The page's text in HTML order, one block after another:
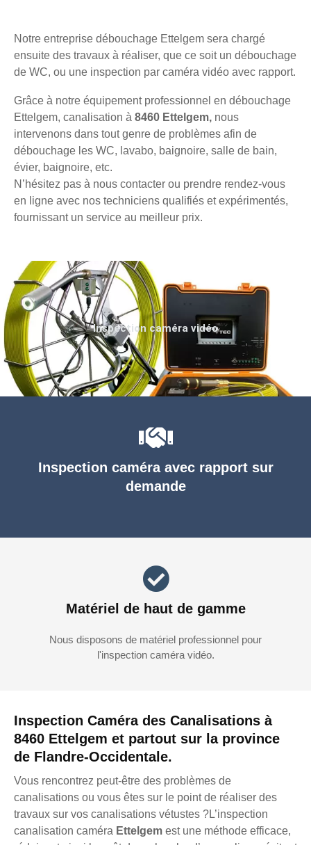
Notre entreprise débouchage Ettelgem sera chargé
ensuite des travaux à réaliser, que ce soit un débouchage
de WC, ou une inspection par caméra vidéo avec rapport.
Grâce à notre équipement professionnel en débouchage
Ettelgem, canalisation à 8460 Ettelgem, nous
intervenons dans tout genre de problèmes afin de
débouchage les WC, lavabo, baignoire, salle de bain,
évier, baignoire, etc.
N’hésitez pas à nous contacter ou prendre rendez-vous
en ligne avec nos techniciens qualifiés et expérimentés,
fournissant un service au meilleur prix.
Inspection Caméra des Canalisations à
8460 Ettelgem et partout sur la province
de Flandre-Occidentale.
Vous rencontrez peut-être des problèmes de
canalisations ou vous êtes sur le point de réaliser des
travaux sur vos canalisations vétustes ?L’inspection
canalisation caméra Ettelgem est une méthode efficace,
Inspection caméra avec rapport sur
demande
Matériel de haut de gamme
Nous disposons de matériel professionnel pour
l'inspection caméra vidéo.
Inspection caméra vidéo